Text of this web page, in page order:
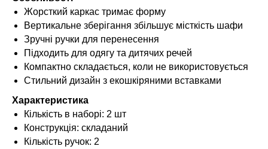
Жорсткий каркас тримає форму
Вертикальне зберігання збільшує місткість шафи
Зручні ручки для перенесення
Підходить для одягу та дитячих речей
Компактно складається, коли не використовується
Стильний дизайн з екошкіряними вставками
Характеристика
Кількість в наборі: 2 шт
Конструкція: складаний
Кількість ручок: 2